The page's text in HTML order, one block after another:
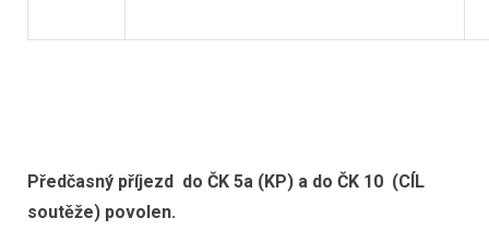
Předčasný příjezd do ČK 5a (KP) a do ČK 10 (CÍL
soutěže) povolen.